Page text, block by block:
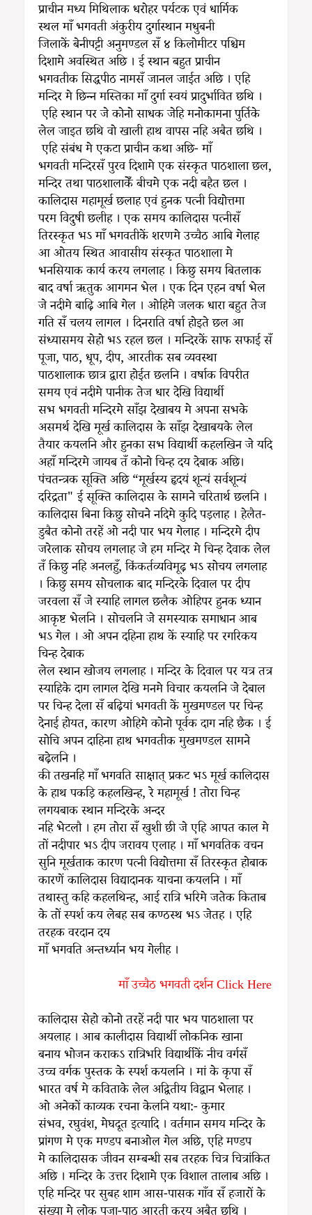
प्राचीन मध्य मिथिलाक धरोहर पर्यटक एवं धार्मिक
स्थल माँ भगवती अंकुरीय दुर्गास्थान मधुबनी
जिलाकें बेनीपट्टी अनुमण्डल सँ ४ किलोमीटर पश्चिम
दिशामे अवस्थित अछि । ई स्थान बहुत प्राचीन
भगवतीक सिद्धपीठ नामसँ जानल जाईत अछि । एहि
मन्दिर मे छिन्न मस्तिका माँ दुर्गा स्वयं प्रादुर्भावित छथि ।
एहि स्थान पर जे कोनो साधक जेहि मनोकामना पुर्तिके
लेल जाइत छथि वो खाली हाथ वापस नहि अबैत छथि ।
एहि संबंध मे एकटा प्राचीन कथा अछि- माँ
भगवती मन्दिरसँ पुरव दिशामे एक संस्कृत पाठशाला छल,
मन्दिर तथा पाठशालाकेँ बीचमे एक नदी बहैत छल ।
कालिदास महामूर्ख छलाह एवं हुनक पत्नी विद्योत्तमा
परम विदुषी छलीह । एक समय कालिदास पत्नीसँ
तिरस्कृत भऽ माँ भगवतीकें शरणमे उच्चैठ आबि गेलाह
आ ओतय स्थित आवासीय संस्कृत पाठशाला मे
भनसियाक कार्य करय लगलाह । किछु समय बितलाक
बाद वर्षा ऋतुक आगमन भेल । एक दिन एहन वर्षा भेल
जे नदीमे बाढ़ि आबि गेल । ओहिमे जलक धारा बहुत तेज
गति सँ चलय लागल । दिनराति वर्षा होइते छल आ
संध्यासमय सेहो भऽ रहल छल । मन्दिरकें साफ सफाई सँ
पूजा, पाठ, धूप, दीप, आरतीक सब व्यवस्था
पाठशालाक छात्र द्वारा होईत छलनि । वर्षाक विपरीत
समय एवं नदीमे पानीक तेज धार देखि विद्यार्थी
सभ भगवती मन्दिरमे साँझ देखाबय मे अपना सभके
असमर्थ देखि मूर्ख कालिदास के साँझ देखाबयके लेल
तैयार कयलनि और हुनका सभ विद्यार्थी कहलखिन जे यदि
अहाँ मन्दिरमे जायब तँ कोनो चिन्ह दय देबाक अछि।
पंचतन्त्रक सूक्ति अछि “मूर्खस्य हृदयं शून्यं सर्वशून्यं
दरिद्रता" ई सूक्ति कालिदास के सामने चरितार्थ छलनि ।
कालिदास बिना किछु सोचने नदिमे कुदि पड़लाह । हेलैत-
डुबैत कोनो तरहें ओ नदी पार भय गेलाह । मन्दिरमे दीप
जरेलाक सोचय लगलाह जे हम मन्दिर मे चिन्ह देवाक लेल
तँ किछु नहि अनलहुँ, किंकर्तव्यविमूढ़ भऽ सोचय लगलाह
। किछु समय सोचलाक बाद मन्दिरके दिवाल पर दीप
जरवला सँ जे स्याहि लागल छलैक ओहिपर हुनक ध्यान
आकृष्ट भेलनि । सोचलनि जे समस्याक समाधान आब
भऽ गेल । ओ अपन दहिना हाथ कें स्याहि पर रगरिकय
चिन्ह देबाक
लेल स्थान खोजय लगलाह । मन्दिर के दिवाल पर यत्र तत्र
स्याहिके दाग लागल देखि मनमे विचार कयलनि जे देबाल
पर चिन्ह देला सँ बढ़ियां भगवती कें मुखमण्डल पर चिन्ह
देनाई होयत, कारण ओहिमे कोनो पूर्वक दाग नहि छैक । ई
सोचि अपन दाहिना हाथ भगवतीक मुखमण्डल सामने
बढ़ेलनि ।
की तखनहि माँ भगवति साक्षात् प्रकट भऽ मूर्ख कालिदास
के हाथ पकड़ि कहलखिन्ह, रे महामूर्ख ! तोरा चिन्ह
लगयबाक स्थान मन्दिरके अन्दर
नहि भेटलौ । हम तोरा सँ खुशी छी जे एहि आपत काल मे
तों नदीपार भऽ दीप जरावय एलाह । माँ भगवतिक वचन
सुनि मूर्खताक कारण पत्नी विद्योत्तमा सँ तिरस्कृत होबाक
कारणें कालिदास विद्यादानक याचना कयलनि । माँ
तथास्तु कहि कहलथिन्ह, आई रात्रि भरिमे जतेक किताब
के तों स्पर्श कय लेबह सब कण्ठस्थ भऽ जेतह । एहि
तरहक वरदान दय
माँ भगवति अन्तर्ध्यान भय गेलीह ।
माँ उच्चैठ भगवती दर्शन Click Here
कालिदास सेहो कोनो तरहें नदी पार भय पाठशाला पर
अयलाह । आब कालीदास विद्यार्थी लोकनिक खाना
बनाय भोजन कराकऽ रात्रिभरि विद्यार्थीकें नीच वर्गसँ
उच्च वर्गक पुस्तक के स्पर्श कयलनि । मां के कृपा सँ
भारत वर्ष मे कविताके लेल अद्वितीय विद्वान भेलाह ।
ओ अनेकों काव्यक रचना केलनि यथा:- कुमार
संभव, रघुवंश, मेघदूत इत्यादि । वर्तमान समय मन्दिर के
प्रांगण मे एक मण्डप बनाओल गेल अछि, एहि मण्डप
मे कालिदासक जीवन सम्बन्धी सब तरहक चित्र चित्रांकित
अछि । मन्दिर के उत्तर दिशामे एक विशाल तालाब अछि ।
एहि मन्दिर पर सुबह शाम आस-पासक गाँव सँ हजारों के